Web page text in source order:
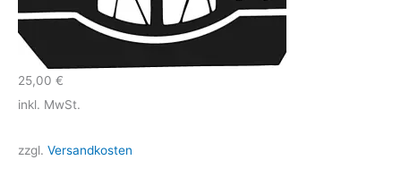
25,00 €
inkl. MwSt.
zzgl. Versandkosten